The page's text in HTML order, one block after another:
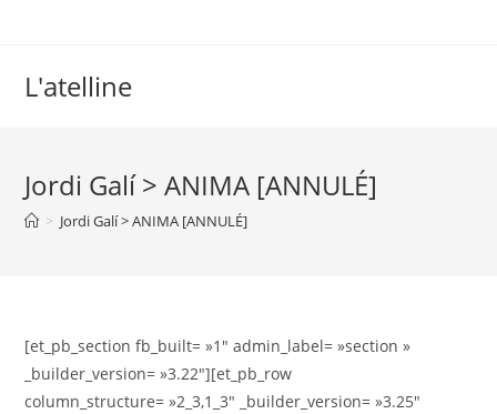
L'atelline
Jordi Galí > ANIMA [ANNULÉ]
> Jordi Galí > ANIMA [ANNULÉ]
[et_pb_section fb_built= »1″ admin_label= »section »
_builder_version= »3.22″][et_pb_row
column_structure= »2_3,1_3″ _builder_version= »3.25″